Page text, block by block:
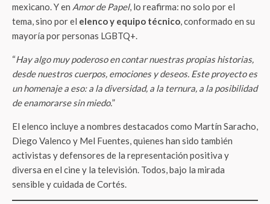
mexicano. Y en Amor de Papel, lo reafirma: no solo por el
tema, sino por el elenco y equipo técnico, conformado en su
mayoría por personas LGBTQ+.
“Hay algo muy poderoso en contar nuestras propias historias,
desde nuestros cuerpos, emociones y deseos. Este proyecto es
un homenaje a eso: a la diversidad, a la ternura, a la posibilidad
de enamorarse sin miedo.”
El elenco incluye a nombres destacados como Martín Saracho,
Diego Valenco y Mel Fuentes, quienes han sido también
activistas y defensores de la representación positiva y
diversa en el cine y la televisión. Todos, bajo la mirada
sensible y cuidada de Cortés.